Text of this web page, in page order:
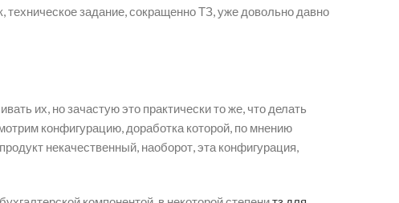
техническое задание, сокращенно ТЗ, уже довольно давно
их, но зачастую это практически то же, что делать
конфигурацию, доработка которой, по мнению
некачественный, наоборот, эта конфигурация,